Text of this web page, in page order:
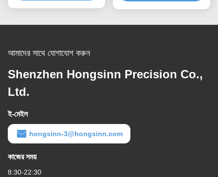
আমাদের সাথে যোগাযোগ করুন
Shenzhen Hongsinn Precision Co.,
Ltd.
ই-মেইল
hongsinn-3@hongsinn.com
কাজের সময়
8:30-22:30